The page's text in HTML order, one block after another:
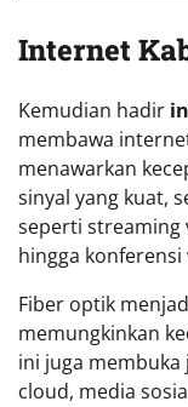
Internet
Kemudian hadir
membawa
menawarkan
sinyal yang kuat,
seperti streaming
hingga konferensi
Fiber optik
memungkinkan
ini juga membuka
cloud, media